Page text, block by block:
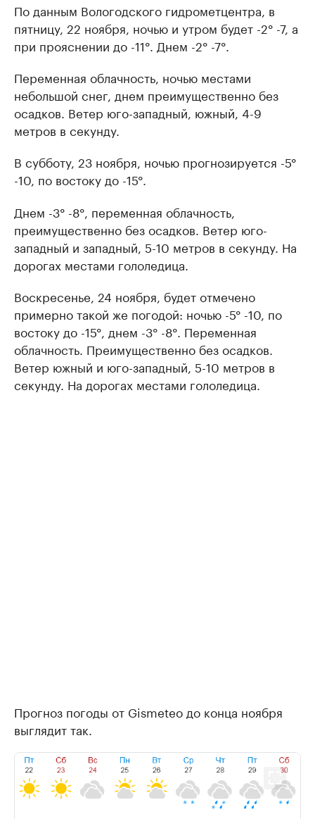
По данным Вологодского гидрометцентра, в
пятницу, 22 ноября, ночью и утром будет -2° -7, а
при прояснении до -11°. Днем -2° -7°.
Переменная облачность, ночью местами
небольшой снег, днем преимущественно без
осадков. Ветер юго-западный, южный, 4-9
метров в секунду.
В субботу, 23 ноября, ночью прогнозируется -5°
-10, по востоку до -15°.
Днем -3° -8°, переменная облачность,
преимущественно без осадков. Ветер юго-
западный и западный, 5-10 метров в секунду. На
дорогах местами гололедица.
Воскресенье, 24 ноября, будет отмечено
примерно такой же погодой: ночью -5° -10, по
востоку до -15°, днем -3° -8°. Переменная
облачность. Преимущественно без осадков.
Ветер южный и юго-западный, 5-10 метров в
секунду. На дорогах местами гололедица.
Прогноз погоды от Gismeteo до конца ноября
выглядит так.